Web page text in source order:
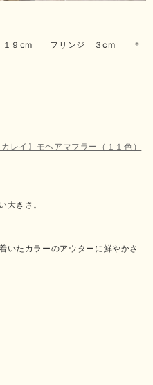
９cm フリンジ ３cm ＊
レイ】モヘアマフラー（１１色）
大きさ。
いたカラーのアウターに鮮やかさ